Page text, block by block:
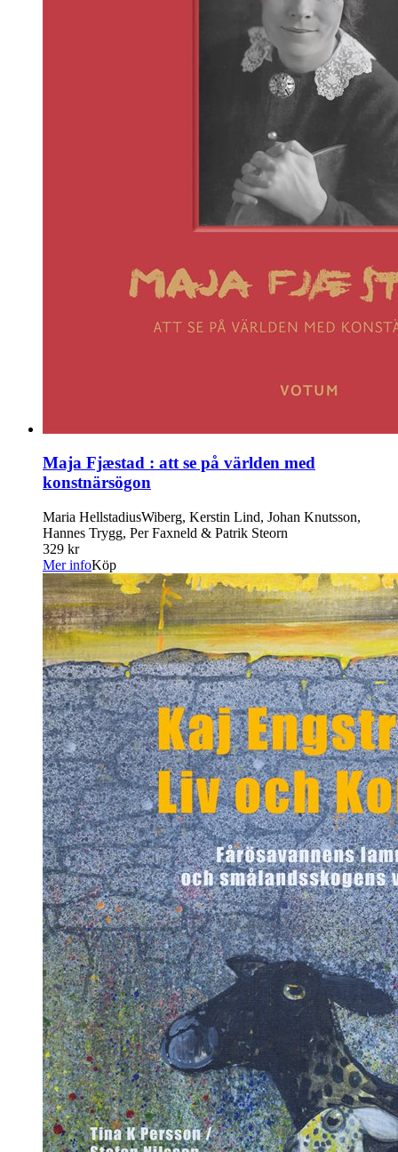
Maja Fjæstad : att se på världen med
konstnärsögon
Maria HellstadiusWiberg, Kerstin Lind, Johan Knutsson,
Hannes Trygg, Per Faxneld & Patrik Steorn
329 kr
Mer infoKöp